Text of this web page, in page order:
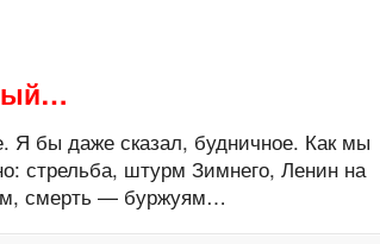
Я бы даже сказал, будничное. Как мы
стрельба, штурм Зимнего, Ленин на
смерть — буржуям…